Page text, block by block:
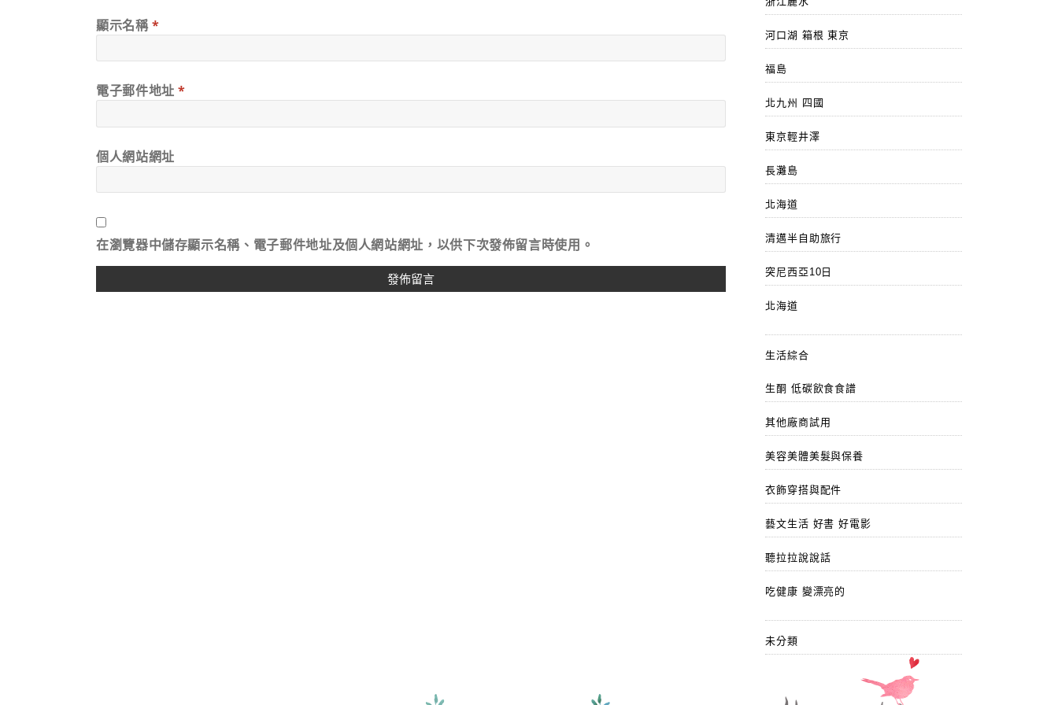
顯示名稱*
電子郵件地址*
個人網站網址
在瀏覽器中儲存顯示名稱、電子郵件地址及個人網站網址，以供下次發佈留言時使用。
河口湖 箱根 東京
福島
北九州 四國
東京輕井澤
長灘島
北海道
清邁半自助旅行
突尼西亞10日
北海道
生活綜合
生酮 低碳飲食食譜
其他廠商試用
美容美體美髮與保養
衣飾穿搭與配件
藝文生活 好書 好電影
聽拉拉說說話
吃健康 變漂亮的
未分類